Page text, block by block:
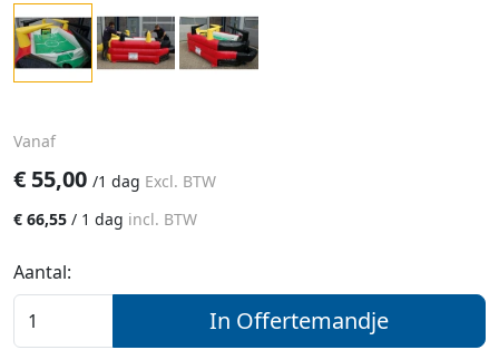
Vanaf
€ 55,00 /1 dag Excl. BTW
€ 66,55 / 1 dag incl. BTW
Aantal:
In Offertemandje